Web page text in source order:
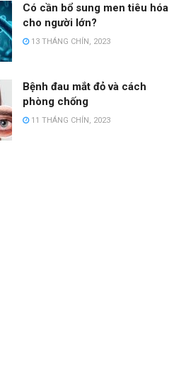
Có cần bổ sung men tiêu hóa
cho người lớn?
13 THÁNG CHÍN, 2023
Bệnh đau mắt đỏ và cách
phòng chống
11 THÁNG CHÍN, 2023